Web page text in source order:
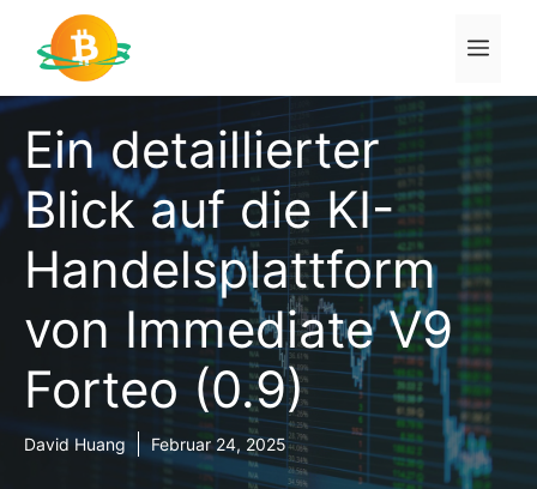
Inhalt
springen
Ein detaillierter
Blick auf die KI-
Handelsplattform
von Immediate V9
Forteo (0.9)
David Huang Februar 24, 2025